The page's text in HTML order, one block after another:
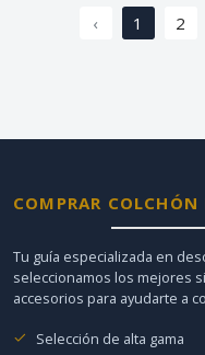
‹ 1 2
COMPRAR COLCHÓN
Tu guía especializada en
seleccionamos los mejores
accesorios para ayudarte a
Selección de alta gama